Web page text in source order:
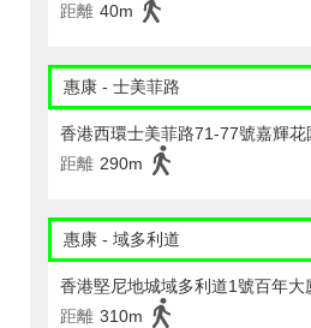
距離 40m
惠康 - 士美菲路
香港西環士美菲路71-77號嘉輝花
距離 290m
惠康 - 域多利道
香港堅尼地城域多利道1號百年大
距離 310m